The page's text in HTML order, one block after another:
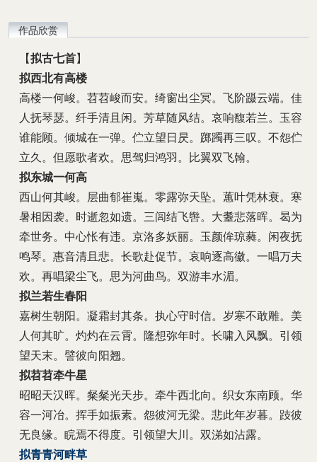
作品欣赏
【拟古七首】
拟西北有高楼
高楼一何峻。苕苕峻而安。绮窗出尘冥。飞阶蹑云端。佳
人抚琴瑟。纤手清且闲。芳草随风结。哀响馥若兰。玉容
谁能顾。倾城在一弹。伫立望日昃。踯躅再三叹。不怨伫
立久。但愿歌者欢。思驾归鸿羽。比翼双飞翰。
拟东城一何高
西山何其峻。层曲郁崔嵬。零露弥天坠。蕙叶凭林衰。寒
暑相因袭。时逝忽如遗。三闾结飞辔。大耋悲落晖。曷为
牵世务。中心怅有违。京洛多妖丽。玉颜侔琼蕤。闲夜抚
鸣琴。惠音清且悲。长歌赴促节。哀响逐高徽。一唱万夫
欢。再唱梁尘飞。思为河曲鸟。双游丰水湄。
拟兰若生春阳
嘉树生朝阳。凝霜封其条。执心守时信。岁寒不敢雕。美
人何其旷。灼灼在云霄。隆想弥年时。长啸入风飘。引领
望天末。譬彼向阳翘。
拟苕苕牵牛星
昭昭天汉晖。粲粲光天步。牵牛西北向。织女东南顾。华
容一河冶。挥手如振素。怨彼河无梁。悲此年岁暮。跂彼
无良缘。睆焉不得度。引领望大川。双涕如沾露。
拟青青河畔草